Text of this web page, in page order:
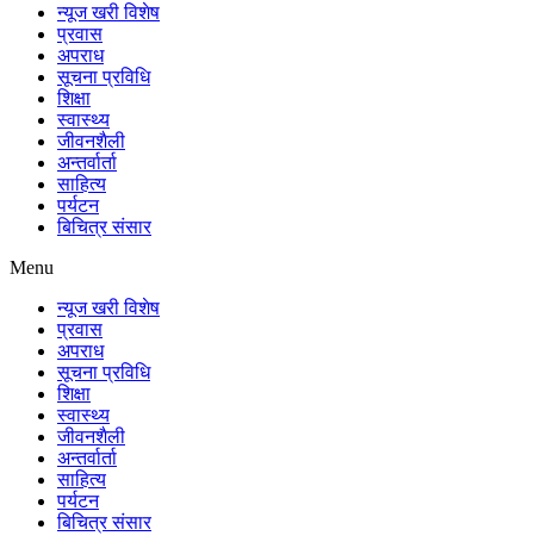
न्यूज खरी विशेष
प्रवास
अपराध
सूचना प्रविधि
शिक्षा
स्वास्थ्य
जीवनशैली
अन्तर्वार्ता
साहित्य
पर्यटन
बिचित्र संसार
Menu
न्यूज खरी विशेष
प्रवास
अपराध
सूचना प्रविधि
शिक्षा
स्वास्थ्य
जीवनशैली
अन्तर्वार्ता
साहित्य
पर्यटन
बिचित्र संसार